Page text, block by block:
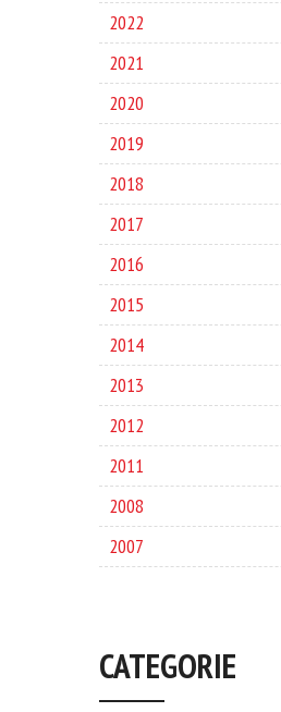
2022
2021
2020
2019
2018
2017
2016
2015
2014
2013
2012
2011
2008
2007
CATEGORIE